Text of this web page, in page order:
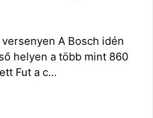
A Bosch idén
helyen a több mint 860
Fut a c…